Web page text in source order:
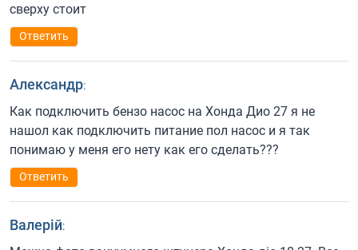
сверху стоит
Ответить
Александр:
Как подключить бензо насос на Хонда Дио 27 я не
нашол как подключить питание пол насос и я так
понимаю у меня его нету как его сделать???
Ответить
Валерій: